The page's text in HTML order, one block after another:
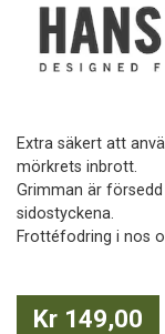
Extra säkert att
mörkrets inbrott.
Grimman är
sidostyckena.
Frottéfodring i nos
Kr 149,00